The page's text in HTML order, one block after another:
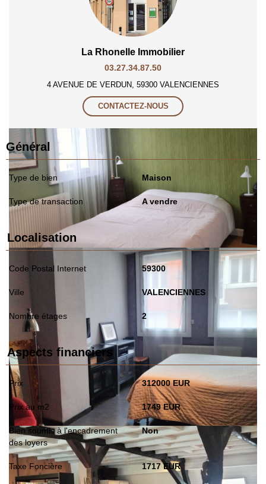
La Rhonelle Immobilier
03.27.34.87.50
4 AVENUE DE VERDUN, 59300 VALENCIENNES
CONTACTEZ-NOUS
Général
Type de bien Maison
Type de transaction A vendre
Localisation
Code Postal Internet 59300
Ville VALENCIENNES
Nombre étages 2
Aspects financiers
Prix 312000 EUR
Prix au m2 1749 EUR
Bien soumis à l'encadrement
des loyers
Non
Taxe Foncière 1717 EUR